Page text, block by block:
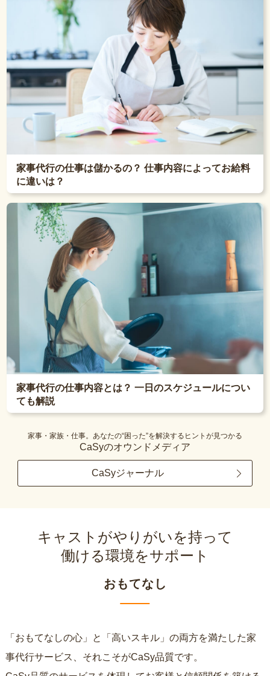
家事代行の仕事は儲かるの？ 仕事内容によってお給料
に違いは？
家事代行の仕事内容とは？ 一日のスケジュールについ
ても解説
家事・家族・仕事。あなたの“困った”を解決するヒントが見つかる
CaSyのオウンドメディア
CaSyジャーナル
キャストがやりがいを持って
働ける環境をサポート
おもてなし
「おもてなしの心」と「高いスキル」の両方を満たした家
事代行サービス、それこそがCaSy品質です。